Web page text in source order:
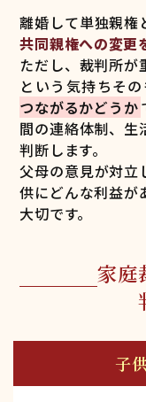
離婚して単独親権
共同親権への変更
ただし、裁判所が
という気持ちその
つながるかどうか
間の連絡体制、生
判断します。
父母の意見が対立
供にどんな利益が
大切です。
家庭
子